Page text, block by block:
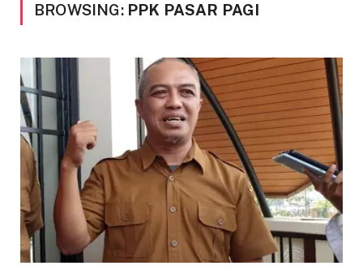
BROWSING: PPK PASAR PAGI